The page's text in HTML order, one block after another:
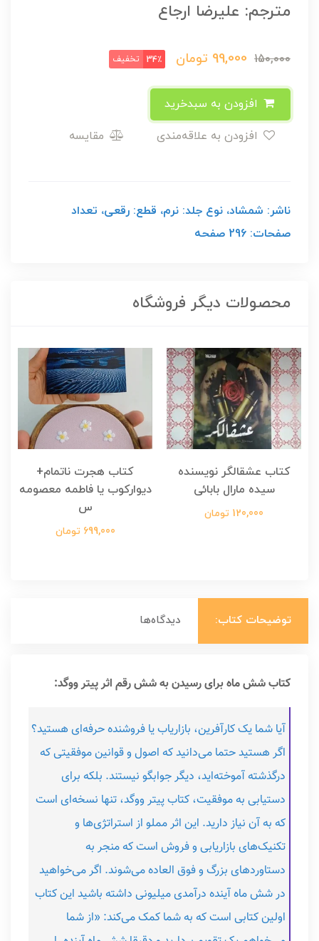
مترجم: علیرضا ارجاع
150,000
99,000 تومان 34٪ تخفیف
مقایسه
ناشر: شمشاد، نوع جلد: نرم، قطع: رقعی، تعداد
صفحات: 296 صفحه
محصولات دیگر فروشگاه
کتاب عشقالگر نویسنده
سیده مارال بابائی
120,000 تومان
کتاب هجرت ناتمام+
دیوارکوب یا فاطمه معصومه
س
699,000 تومان
توضیحات کتاب: دیدگاه‌ها
کتاب شش ماه برای رسیدن به شش رقم اثر پیتر ووگد:
آیا شما یک کارآفرین، بازاریاب یا فروشنده حرفه‌ای هستید؟
اگر هستید حتما می‌دانید که اصول و قوانین موفقیتی که
درگذشته آموخته‌اید، دیگر جوابگو نیستند. بلکه برای
دستیابی به موفقیت، کتاب پیتر ووگد، تنها نسخه‌ای است
که به آن نیاز دارید. این اثر مملو از استراتژی‌ها و
تکنیک‌های بازاریابی و فروش است که منجر به
دستاوردهای بزرگ و فوق العاده می‌شوند. اگر می‌خواهید
در شش ماه آینده درآمدی میلیونی داشته باشید این کتاب
اولین کتابی است که به شما کمک می‌کند: «از شما